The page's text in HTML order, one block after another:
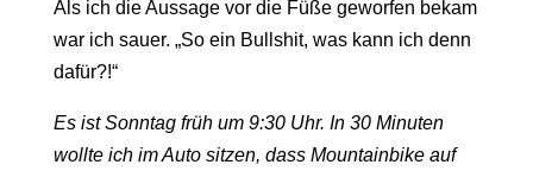
Als ich die Aussage vor die Füße geworfen bekam
war ich sauer. „So ein Bullshit, was kann ich denn
dafür?!“
Es ist Sonntag früh um 9:30 Uhr. In 30 Minuten
wollte ich im Auto sitzen, dass Mountainbike auf